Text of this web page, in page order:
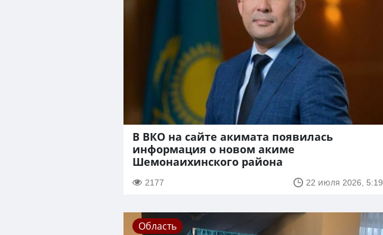
В ВКО на сайте акимата появилась
информация о новом акиме
Шемонаихинского района
2177 22 июля 2026, 5:19
Область